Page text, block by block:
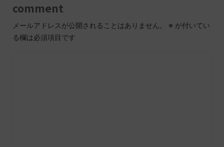
comment
メールアドレスが公開されることはありません。 ※ が付いてい
る欄は必須項目です